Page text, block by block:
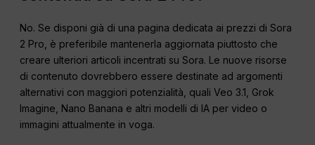
No. Se disponi già di una pagina dedicata ai prezzi di Sora
2 Pro, è preferibile mantenerla aggiornata piuttosto che
creare ulteriori articoli incentrati su Sora. Le nuove risorse
di contenuto dovrebbero essere destinate ad argomenti
alternativi con maggiori potenzialità, quali Veo 3.1, Grok
Imagine, Nano Banana e altri modelli di IA per video o
immagini attualmente in voga.